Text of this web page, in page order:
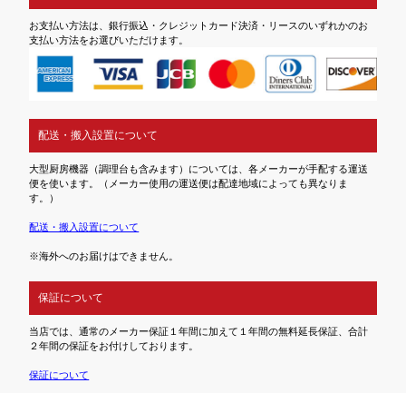
お支払い方法は、銀行振込・クレジットカード決済・リースのいずれかのお
支払い方法をお選びいただけます。
配送・搬入設置について
大型厨房機器（調理台も含みます）については、各メーカーが手配する運送
便を使います。（メーカー使用の運送便は配達地域によっても異なりま
す。）
配送・搬入設置について
※海外へのお届けはできません。
保証について
当店では、通常のメーカー保証１年間に加えて１年間の無料延長保証、合計
２年間の保証をお付けしております。
保証について